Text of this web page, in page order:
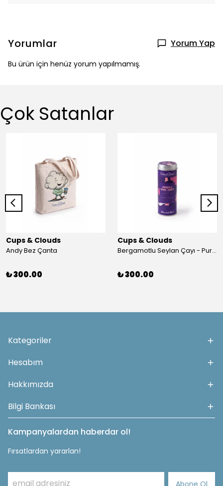
Yorumlar Yorum Yap
Bu ürün için henüz yorum yapılmamış.
Çok Satanlar
Cups & Clouds
Andy Bez Çanta
₺ 300.00
Cups & Clouds
Bergamotlu Seylan Çayı - Purple Earl Grey - 50 Gr. - Mim & More
₺ 300.00
Kategoriler
Hesabım
Hakkımızda
Bilgi Bankası
Kampanyalardan haberdar ol!
Fırsatlardan yararlan!
Abone Ol